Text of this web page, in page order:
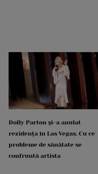
Dolly Parton și-a anulat
rezidența în Las Vegas. Cu ce
probleme de sănătate se
confruntă artista